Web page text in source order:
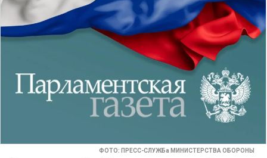
ФОТО: ПРЕСС-СЛУЖБа МИНИСТЕРСТВА ОБОРОНЫ